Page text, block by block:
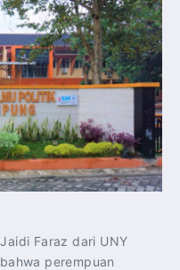
Faraz dari UNY
perempuan